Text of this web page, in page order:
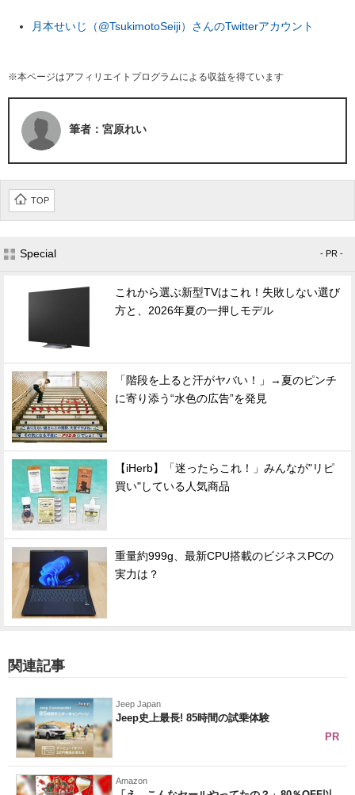
月本せいじ（@TsukimotoSeiji）さんのTwitterアカウント
※本ページはアフィリエイトプログラムによる収益を得ています
筆者：宮原れい
TOP
Special - PR -
これから選ぶ新型TVはこれ！失敗しない選び
方と、2026年夏の一押しモデル
「階段を上ると汗がヤバい！」→夏のピンチ
に寄り添う“水色の広告”を発見
【iHerb】「迷ったらこれ！」みんなが"リピ
買い"している人気商品
重量約999g、最新CPU搭載のビジネスPCの
実力は？
関連記事
Jeep Japan
Jeep史上最長! 85時間の試乗体験
PR
Amazon